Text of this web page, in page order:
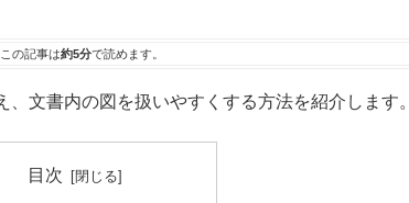
この記事は約5分で読めます。
文書内の図を扱いやすくする方法を紹介します。
目次